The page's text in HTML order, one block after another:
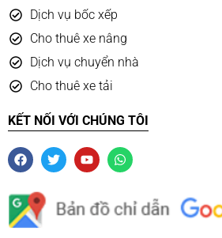
Dịch vụ bốc xếp
Cho thuê xe nâng
Dịch vụ chuyển nhà
Cho thuê xe tải
KẾT NỐI VỚI CHÚNG TÔI